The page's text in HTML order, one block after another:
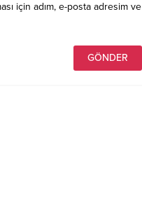
için adım, e-posta adresim ve